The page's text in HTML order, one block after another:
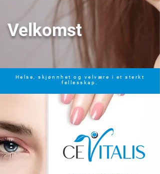
Velkomst
Helse, skjønnhet og velvære i et sterkt
fellesskap.